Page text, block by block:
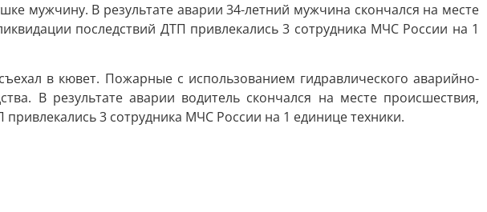
мужчину. В результате аварии 34-летний мужчина скончался на месте
последствий ДТП привлекались 3 сотрудника МЧС России на 1
в кювет. Пожарные с использованием гидравлического аварийно-
В результате аварии водитель скончался на месте происшествия,
3 сотрудника МЧС России на 1 единице техники.